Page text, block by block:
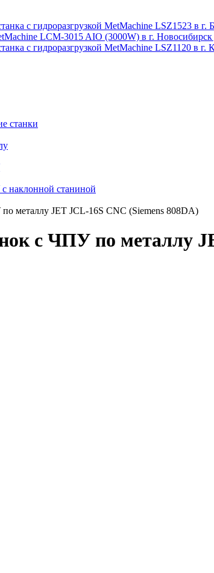
c гидроразгрузкой MetMachine LSZ1523 в г.
LCM-3015 AIO (3000W) в г.
c гидроразгрузкой MetMachine LSZ1120 в г.
станки
наклонной станиной
металлу JET JCL-16S CNC (Siemens 808DA)
с ЧПУ по металлу